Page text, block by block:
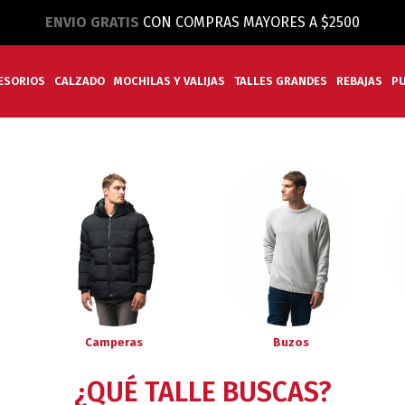
ENVIO GRATIS CON COMPRAS MAYORES A $2500
CALZADO MOCHILAS Y VALIJAS TALLES GRANDES REBAJAS
Camperas Buzos
¿QUÉ TALLE BUSCAS?